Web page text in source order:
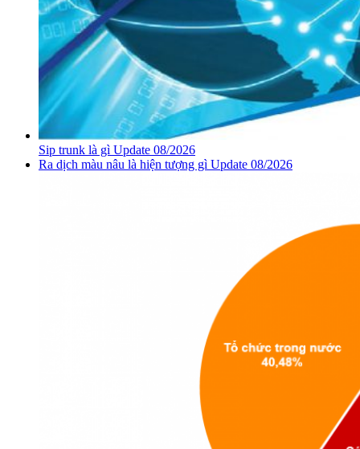
Sip trunk là gì Update 08/2026
Ra dịch màu nâu là hiện tượng gì Update 08/2026